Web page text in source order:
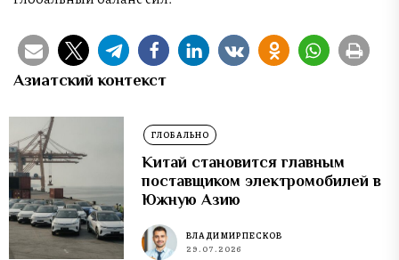
Азиатский контекст
ГЛОБАЛЬНО
Китай становится главным
поставщиком электромобилей в
Южную Азию
ВЛАДИМИР ПЕСКОВ
29.07.2026